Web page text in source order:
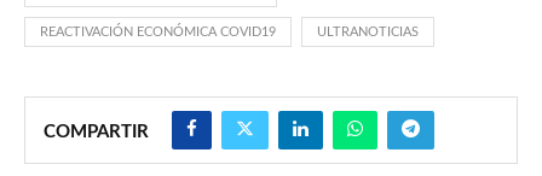
REACTIVACIÓN ECONÓMICA COVID19 ULTRANOTICIAS
COMPARTIR